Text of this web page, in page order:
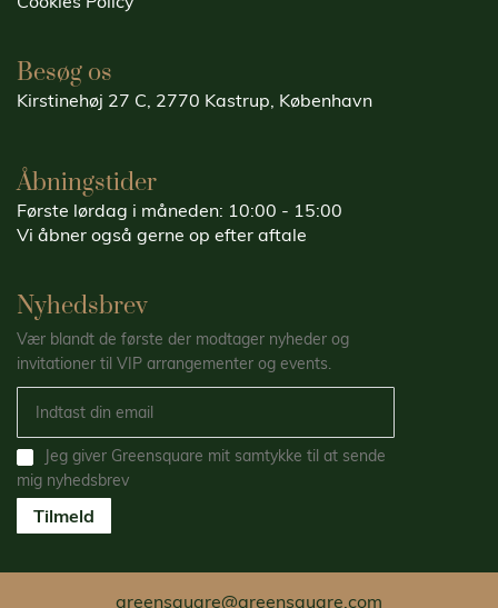
Besøg os
Kirstinehøj 27 C, 2770 Kastrup, København
Åbningstider
Første lørdag i måneden: 10:00 - 15:00
Vi åbner også gerne op efter aftale
Nyhedsbrev
Vær blandt de første der modtager nyheder og
invitationer til VIP arrangementer og events.
Jeg giver Greensquare mit samtykke til at sende
mig nyhedsbrev
Tilmeld
greensquare@greensquare.com